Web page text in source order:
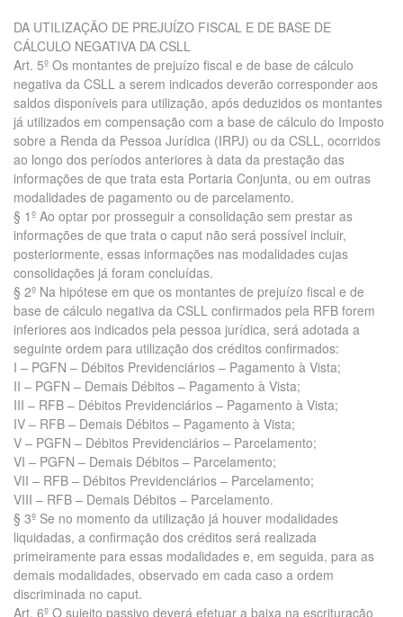
DA UTILIZAÇÃO DE PREJUÍZO FISCAL E DE BASE DE
CÁLCULO NEGATIVA DA CSLL
Art. 5º Os montantes de prejuízo fiscal e de base de cálculo
negativa da CSLL a serem indicados deverão corresponder aos
saldos disponíveis para utilização, após deduzidos os montantes
já utilizados em compensação com a base de cálculo do Imposto
sobre a Renda da Pessoa Jurídica (IRPJ) ou da CSLL, ocorridos
ao longo dos períodos anteriores à data da prestação das
informações de que trata esta Portaria Conjunta, ou em outras
modalidades de pagamento ou de parcelamento.
§ 1º Ao optar por prosseguir a consolidação sem prestar as
informações de que trata o caput não será possível incluir,
posteriormente, essas informações nas modalidades cujas
consolidações já foram concluídas.
§ 2º Na hipótese em que os montantes de prejuízo fiscal e de
base de cálculo negativa da CSLL confirmados pela RFB forem
inferiores aos indicados pela pessoa jurídica, será adotada a
seguinte ordem para utilização dos créditos confirmados:
I – PGFN – Débitos Previdenciários – Pagamento à Vista;
II – PGFN – Demais Débitos – Pagamento à Vista;
III – RFB – Débitos Previdenciários – Pagamento à Vista;
IV – RFB – Demais Débitos – Pagamento à Vista;
V – PGFN – Débitos Previdenciários – Parcelamento;
VI – PGFN – Demais Débitos – Parcelamento;
VII – RFB – Débitos Previdenciários – Parcelamento;
VIII – RFB – Demais Débitos – Parcelamento.
§ 3º Se no momento da utilização já houver modalidades
liquidadas, a confirmação dos créditos será realizada
primeiramente para essas modalidades e, em seguida, para as
demais modalidades, observado em cada caso a ordem
discriminada no caput.
Art. 6º O sujeito passivo deverá efetuar a baixa na escrituração